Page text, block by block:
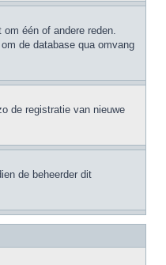
één of andere reden.
de database qua omvang
de registratie van nieuwe
de beheerder dit